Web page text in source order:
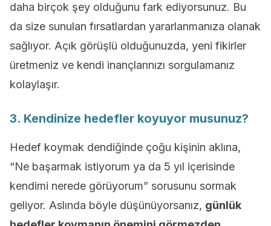
daha birçok şey olduğunu fark ediyorsunuz. Bu
da size sunulan fırsatlardan yararlanmanıza olanak
sağlıyor. Açık görüşlü olduğunuzda, yeni fikirler
üretmeniz ve kendi inançlarınızı sorgulamanız
kolaylaşır.
3. Kendinize hedefler koyuyor musunuz?
Hedef koymak dendiğinde çoğu kişinin aklına,
“Ne başarmak istiyorum ya da 5 yıl içerisinde
kendimi nerede görüyorum” sorusunu sormak
geliyor. Aslında böyle düşünüyorsanız, günlük